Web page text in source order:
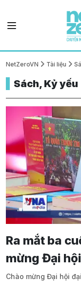
NetZeroVN Tài liệu
Sách, Kỷ yếu
Ra mắt ba
mừng Đại
Chào mừng Đại hội